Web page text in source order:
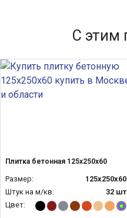
С этим
Плитка бетонная 125х250х60
Размер:
125х250х60
Штук на м/кв:
32 шт
Цвет: